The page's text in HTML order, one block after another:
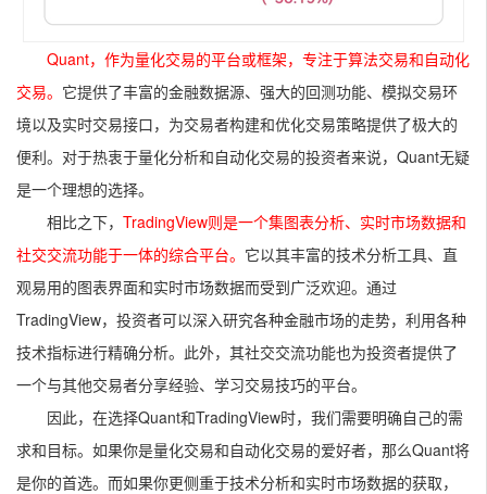
Quant，作为量化交易的平台或框架，专注于算法交易和自动化
交易。 它提供了丰富的金融数据源、强大的回测功能、模拟交易环
境以及实时交易接口，为交易者构建和优化交易策略提供了极大的
便利。对于热衷于量化分析和自动化交易的投资者来说，Quant无疑
是一个理想的选择。
相比之下， TradingView则是一个集图表分析、实时市场数据和
社交交流功能于一体的综合平台。 它以其丰富的技术分析工具、直
观易用的图表界面和实时市场数据而受到广泛欢迎。通过
TradingView，投资者可以深入研究各种金融市场的走势，利用各种
技术指标进行精确分析。此外，其社交交流功能也为投资者提供了
一个与其他交易者分享经验、学习交易技巧的平台。
因此，在选择Quant和TradingView时，我们需要明确自己的需
求和目标。如果你是量化交易和自动化交易的爱好者，那么Quant将
是你的首选。而如果你更侧重于技术分析和实时市场数据的获取，